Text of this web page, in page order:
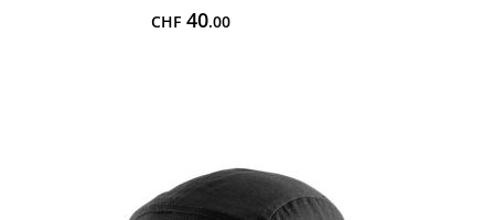
CHF40.00